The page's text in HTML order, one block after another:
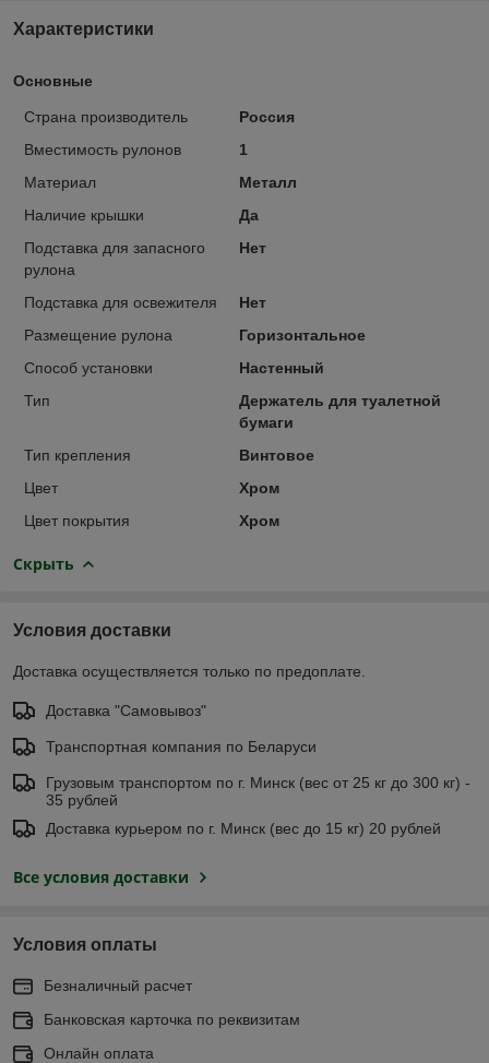
Характеристики
Основные
Страна производитель
Россия
Вместимость рулонов
1
Материал
Металл
Наличие крышки
Да
Подставка для запасного
рулона
Нет
Подставка для освежителя
Нет
Размещение рулона
Горизонтальное
Способ установки
Настенный
Тип
Держатель для туалетной
бумаги
Тип крепления
Винтовое
Цвет
Хром
Цвет покрытия
Хром
Скрыть
Условия доставки
Доставка осуществляется только по предоплате.
Доставка "Самовывоз"
Транспортная компания по Беларуси
Грузовым транспортом по г. Минск (вес от 25 кг до 300 кг) -
35 рублей
Доставка курьером по г. Минск (вес до 15 кг) 20 рублей
Все условия доставки
Условия оплаты
Безналичный расчет
Банковская карточка по реквизитам
Онлайн оплата